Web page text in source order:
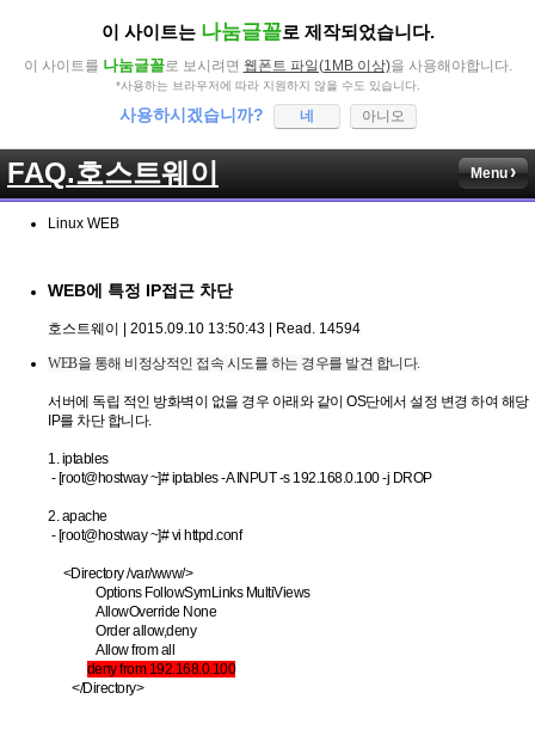
이 사이트는 나눔글꼴로 제작되었습니다.
이 사이트를 나눔글꼴로 보시려면 웹폰트 파일(1MB 이상)을 사용해야합니다.
*사용하는 브라우저에 따라 지원하지 않을 수도 있습니다.
사용하시겠습니까? 네 아니오
FAQ.호스트웨이 Menu
Linux WEB
WEB에 특정 IP접근 차단
호스트웨이 | 2015.09.10 13:50:43 | Read. 14594
WEB을 통해 비정상적인 접속 시도를 하는 경우를 발견 합니다.
서버에 독립 적인 방화벽이 없을 경우 아래와 같이 OS단에서 설정 변경 하여 해당
IP를 차단 합니다.
1. iptables
- [root@hostway ~]# iptables-A INPUT -s 192.168.0.100 -j DROP
2. apache
- [root@hostway ~]# vi httpd.conf
<Directory /var/www/>
Options FollowSymLinks MultiViews
AllowOverride None
Order allow,deny
Allow from all
deny from 192.168.0.100
</Directory>